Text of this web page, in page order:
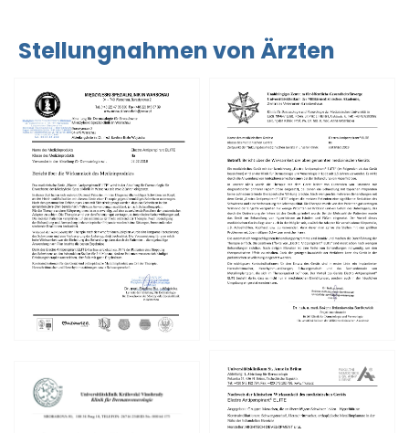
Stellungnahmen von Ärzten